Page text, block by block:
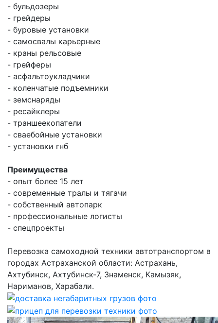
- бульдозеры
- грейдеры
- буровые установки
- самосвалы карьерные
- краны рельсовые
- грейферы
- асфальтоукладчики
- коленчатые подъемники
- земснаряды
- ресайклеры
- траншеекопатели
- сваебойные установки
- установки гнб
Преимущества
- опыт более 15 лет
- современные тралы и тягачи
- собственный автопарк
- профессиональные логисты
- спецпроекты
Перевозка самоходной техники автотранспортом в
городах Астраханской области: Астрахань,
Ахтубинск, Ахтубинск-7, Знаменск, Камызяк,
Нариманов, Харабали.